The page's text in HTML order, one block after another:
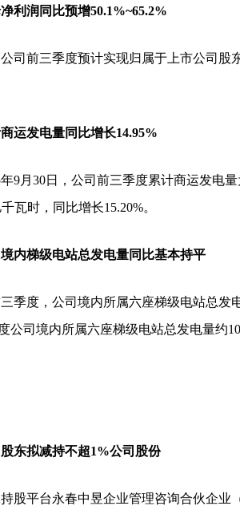
利润同比预增50.1%~65.2%
司前三季度预计实现归属于上市公司股
运发电量同比增长14.95%
9月30日，公司前三季度累计商运发电
瓦时，同比增长15.20%。
内梯级电站总发电量同比基本持平
三季度，公司境内所属六座梯级电站总发
公司境内所属六座梯级电站总发电量约
东拟减持不超1%公司股份
股平台永春中昱企业管理咨询合伙企业